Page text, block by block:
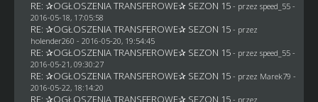
RE: ✰OGŁOSZENIA TRANSFEROWE✰ SEZON 15 - przez speed_55 -
2016-05-18, 17:05:58
RE: ✰OGŁOSZENIA TRANSFEROWE✰ SEZON 15 - przez
holender260 - 2016-05-20, 19:54:45
RE: ✰OGŁOSZENIA TRANSFEROWE✰ SEZON 15 - przez speed_55 -
2016-05-21, 09:30:27
RE: ✰OGŁOSZENIA TRANSFEROWE✰ SEZON 15 - przez Marek79 -
2016-05-22, 18:14:20
RE: ✰OGŁOSZENIA TRANSFEROWE✰ SEZON 15 - przez